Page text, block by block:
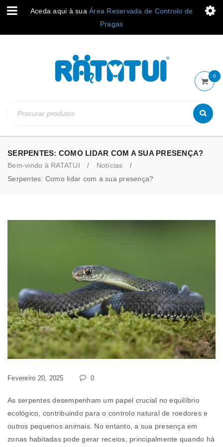
Aceda aqui à sua Área Reservada de Controlo de
Pragas
0
SERPENTES: COMO LIDAR COM A SUA PRESENÇA?
Bem-vindo à RATATUI / Notícias /
Serpentes: Como lidar com a sua presença?
Fevereiro 20, 2025 0
As serpentes desempenham um papel crucial no equilíbrio
ecológico, contribuindo para o controlo natural de roedores e
outros pequenos animais. No entanto, a sua presença em
zonas habitadas pode gerar receios, principalmente quando há